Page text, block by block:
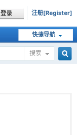
登录 注册[Register]
快捷导航
搜索